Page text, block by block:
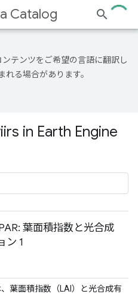
Catalog
テンツをご希望の言語に翻訳し
れる場合があります。
in Earth Engine
葉面積指数と光合成
ン 1
葉面積指数（LAI）と光合成有